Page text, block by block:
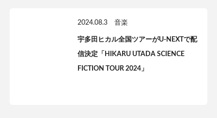
2024.08.3 音楽
宇多田ヒカル全国ツアーがU-NEXTで配
信決定「HIKARU UTADA SCIENCE
FICTION TOUR 2024」